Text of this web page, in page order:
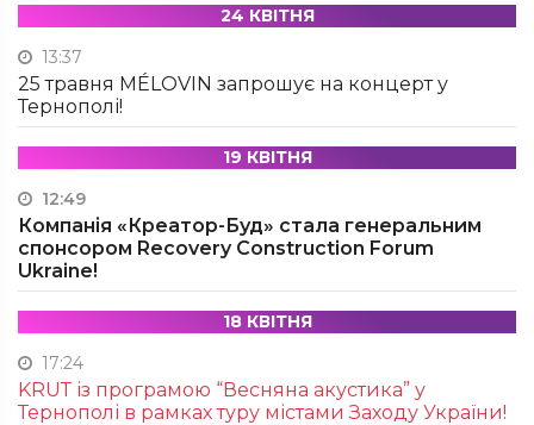
24 КВІТНЯ
13:37
25 травня MÉLOVIN запрошує на концерт у
Тернополі!
19 КВІТНЯ
12:49
Компанія «Креатор-Буд» стала генеральним
спонсором Recovery Construction Forum
Ukraine!
18 КВІТНЯ
17:24
KRUТ із програмою “Весняна акустика” у
Тернополі в рамках туру містами Заходу України!